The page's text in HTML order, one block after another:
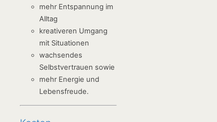
mehr Entspannung im
Alltag
kreativeren Umgang
mit Situationen
wachsendes
Selbstvertrauen sowie
mehr Energie und
Lebensfreude.